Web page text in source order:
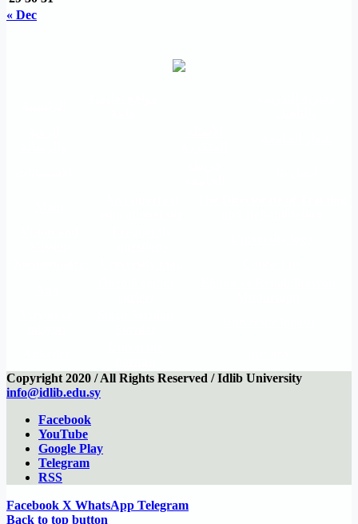
« Dec
Copyright 2020 / All Rights Reserved / Idlib University
info@idlib.edu.sy
Facebook
YouTube
Google Play
Telegram
RSS
Facebook X WhatsApp Telegram
Back to top button